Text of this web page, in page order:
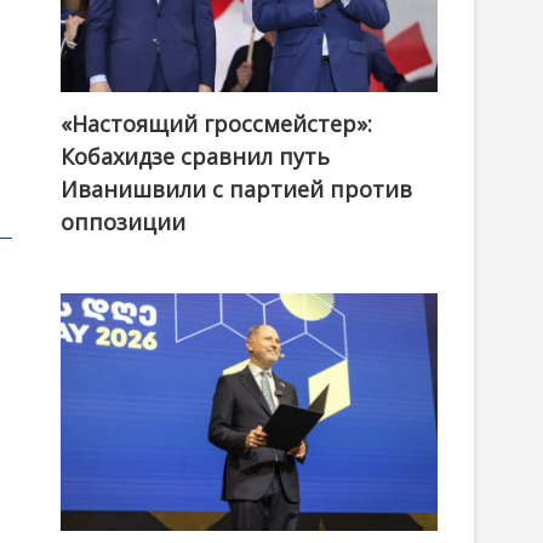
@ქართული ოცნება / Georgian Dream
«Настоящий гроссмейстер»:
Кобахидзе сравнил путь
Иванишвили с партией против
оппозиции